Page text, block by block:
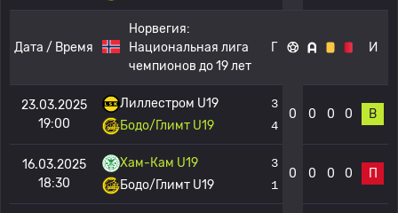
Дата / Время
Норвегия:
Национальная лига
чемпионов до 19 лет
Г И
23.03.2025
19:00
Лиллестром U19
Бодо/Глимт U19
3
4
0 0 0 0 В
16.03.2025
18:30
Хам-Кам U19
Бодо/Глимт U19
3
1
0 0 0 0 П